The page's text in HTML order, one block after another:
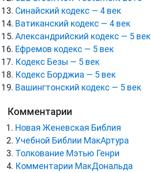
Синайский кодекс — 4 век
Ватиканский кодекс — 4 век
Александрийский кодекс — 5 век
Ефремов кодекс — 5 век
Кодекс Безы — 5 век
Кодекс Борджиа — 5 век
Вашингтонский кодекс — 5 век
Комментарии
Новая Женевская Библия
Учебной Библии МакАртура
Толкование Мэтью Генри
Комментарии МакДональда